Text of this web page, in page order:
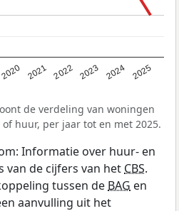
2020 2021 2022 2023 2024 2025
de verdeling van woningen
huur, per jaar tot en met 2025.
Informatie over huur- en
van de cijfers van het CBS.
tussen de BAG en
aanvulling uit het